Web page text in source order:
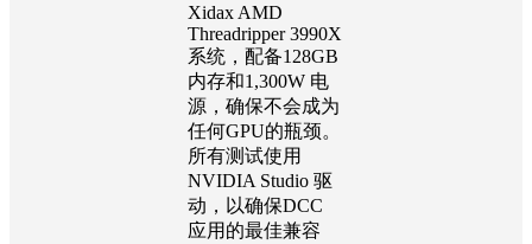
Xidax AMD
Threadripper 3990X
系统，配备128GB
内存和1,300W 电
源，确保不会成为
任何GPU的瓶颈。
所有测试使用
NVIDIA Studio 驱
动，以确保DCC
应用的最佳兼容